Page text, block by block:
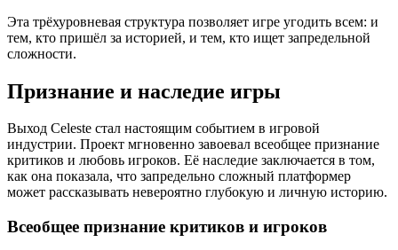
Эта трёхуровневая структура позволяет игре угодить всем: и
тем, кто пришёл за историей, и тем, кто ищет запредельной
сложности.
Признание и наследие игры
Выход Celeste стал настоящим событием в игровой
индустрии. Проект мгновенно завоевал всеобщее признание
критиков и любовь игроков. Её наследие заключается в том,
как она показала, что запредельно сложный платформер
может рассказывать невероятно глубокую и личную историю.
Всеобщее признание критиков и игроков